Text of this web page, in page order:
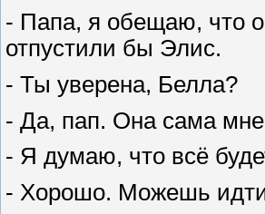
- Папа, я обещаю, что
отпустили бы Элис.
- Ты уверена, Белла?
- Да, пап. Она сама мне
- Я думаю, что всё
- Хорошо. Можешь